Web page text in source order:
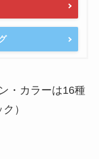
・カラーは16種
）